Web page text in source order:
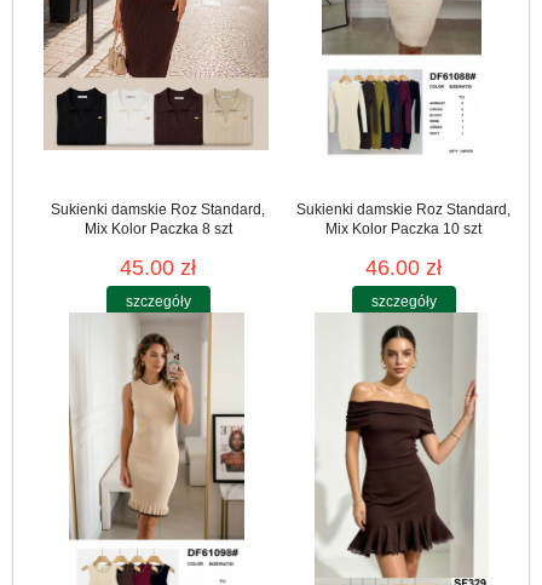
Sukienki damskie Roz Standard,
Mix Kolor Paczka 8 szt
45.00 zł
szczegóły
Sukienki damskie Roz Standard,
Mix Kolor Paczka 10 szt
46.00 zł
szczegóły